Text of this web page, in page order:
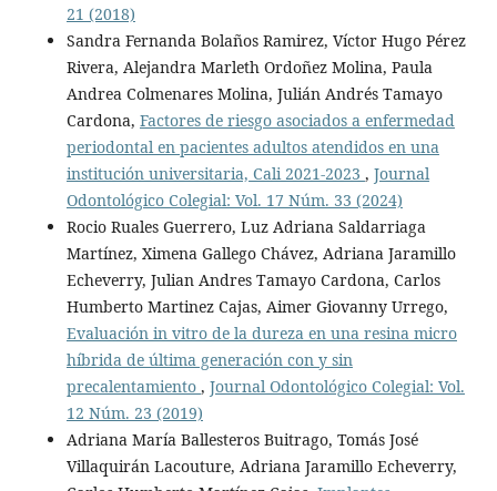
21 (2018)
Sandra Fernanda Bolaños Ramirez, Víctor Hugo Pérez
Rivera, Alejandra Marleth Ordoñez Molina, Paula
Andrea Colmenares Molina, Julián Andrés Tamayo
Cardona, Factores de riesgo asociados a enfermedad
periodontal en pacientes adultos atendidos en una
institución universitaria, Cali 2021-2023 , Journal
Odontológico Colegial: Vol. 17 Núm. 33 (2024)
Rocio Ruales Guerrero, Luz Adriana Saldarriaga
Martínez, Ximena Gallego Chávez, Adriana Jaramillo
Echeverry, Julian Andres Tamayo Cardona, Carlos
Humberto Martinez Cajas, Aimer Giovanny Urrego,
Evaluación in vitro de la dureza en una resina micro
hí­brida de última generación con y sin
precalentamiento , Journal Odontológico Colegial: Vol.
12 Núm. 23 (2019)
Adriana María Ballesteros Buitrago, Tomás José
Villaquirán Lacouture, Adriana Jaramillo Echeverry,